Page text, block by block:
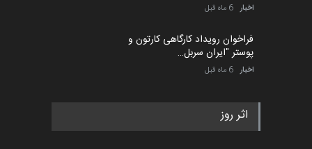
اخبار 6 ماه قبل
فراخوان رویداد کارگاهی کارتون و
پوستر "ایران سربل…
اخبار 6 ماه قبل
اثر روز